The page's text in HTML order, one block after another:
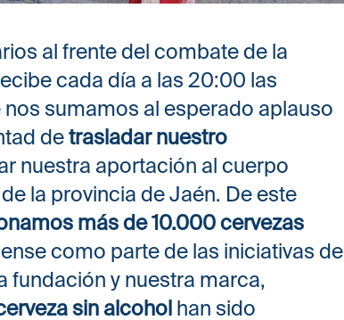
al frente del combate de la
cada día a las 20:00 las
sumamos al esperado aplauso
detrasladar nuestro
nuestra aportación al cuerpo
la provincia de Jaén. De este
más de 10.000 cervezas
como parte de las iniciativas de
fundación y nuestra marca,
sin alcohol han sido